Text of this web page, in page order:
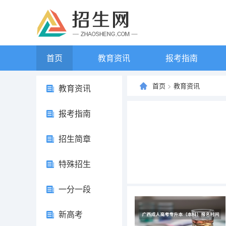
首页 教育资讯 报考指南
教育资讯
报考指南
招生简章
特殊招生
一分一段
新高考
首页 > 教育资讯